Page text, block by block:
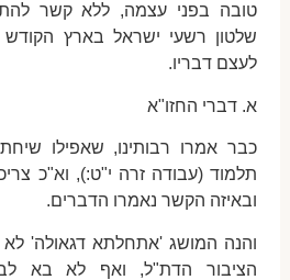
טובה בפני עצמה, ללא קשר
שלטון רשעי ישראל בארץ הקודש
לעצם דבריו.
א. דברי החזו"א
כבר אמרו רבותינו, שאפילו
תלמוד (עבודה זרה י"ט:), וא"כ
ובאיזה הקשר נאמרו הדברים.
והנה המושג 'אתחלתא דגאולה' לא
הציבור הדת"ל, ואף לא בא